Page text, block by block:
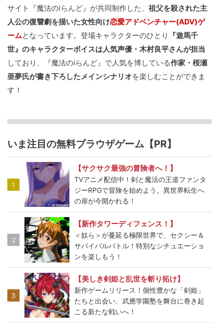
サイト『魔法のiらんど』が共同制作した、 祖父を殺された主
人公の復讐劇を描いた女性向け恋愛アドベンチャー(ADV)ゲ
ームとなっています。登場キャラクターのひとり
『遊馬千
世』のキャラクターボイスは人気声優・木村良平さんが担当
しており、『魔法のiらんど』で人気を博している作家・桜瀬
亜夢氏が書き下ろしたメインシナリオを楽しむことができま
す！
いま注目の無料ブラウザゲーム【PR】
1
【サクサク最強の冒険者へ！】
TVアニメ配信中！剣と魔法の王道ファンタ
ジーRPGで冒険を始めよう。異世界転生へ
の扉が今開かれる！
2
【新作タワーディフェンス！】
＜奴ら＞が蔓延る極限世界で、セクシー＆
サバイバルバトル！特別なシチュエーショ
ンを楽しもう！
3
【美しき剣姫と乱世を斬り拓け】
新作ゲームリリース！個性豊かな「剣姫」
たちと出会い、武應学園塾を舞台に巻き起
こる新たな戦いへ！